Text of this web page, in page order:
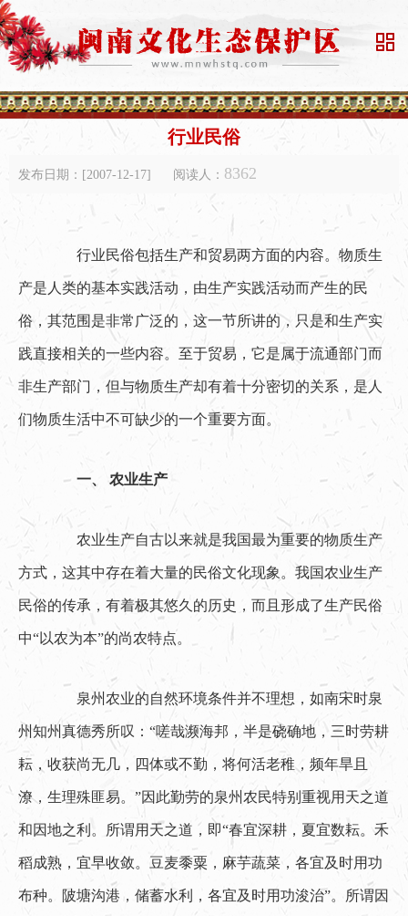

行业民俗
发布日期：[2007-12-17] 阅读人： 8362
行业民俗包括生产和贸易两方面的内容。物质生
产是人类的基本实践活动，由生产实践活动而产生的民
俗，其范围是非常广泛的，这一节所讲的，只是和生产实
践直接相关的一些内容。至于贸易，它是属于流通部门而
非生产部门，但与物质生产却有着十分密切的关系，是人
们物质生活中不可缺少的一个重要方面。
一、 农业生产
农业生产自古以来就是我国最为重要的物质生产
方式，这其中存在着大量的民俗文化现象。我国农业生产
民俗的传承，有着极其悠久的历史，而且形成了生产民俗
中“以农为本”的尚农特点。
泉州农业的自然环境条件并不理想，如南宋时泉
州知州真德秀所叹：“嗟哉濒海邦，半是硗确地，三时劳耕
耘，收获尚无几，四体或不勤，将何活老稚，频年旱且
潦，生理殊匪易。”因此勤劳的泉州农民特别重视用天之道
和因地之利。所谓用天之道，即“春宜深耕，夏宜数耘。禾
稻成熟，宜早收敛。豆麦黍粟，麻芋蔬菜，各宜及时用功
布种。陂塘沟港，储蓄水利，各宜及时用功浚治”。所谓因